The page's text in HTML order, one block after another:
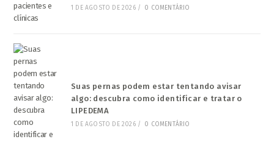
1 DE AGOSTO DE 2026 / 0 COMENTÁRIO
Suas pernas podem estar tentando avisar
algo: descubra como identificar e tratar o
LIPEDEMA
1 DE AGOSTO DE 2026 / 0 COMENTÁRIO